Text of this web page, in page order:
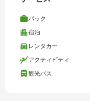
パック
宿泊
レンタカー
アクティビティ
観光バス